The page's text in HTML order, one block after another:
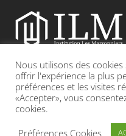
Etablissement catholique
Adresse : 19, Grande rue
INFOS LÉGALES
Nous utilisons des
offrir l'expérience la plus
préférences et les visites
«Accepter», vous
cookies.
Préférences Cookies